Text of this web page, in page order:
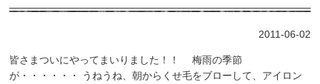
2011-06-02
皆さまついにやってまいりました！！ 梅雨の季節
が・・・・・・ うねうね、朝からくせ毛をブローして、アイロン